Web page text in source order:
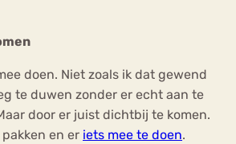
doen. Niet zoals ik dat gewend
te duwen zonder er echt aan te
door er juist dichtbij te komen.
en er iets mee te doen.